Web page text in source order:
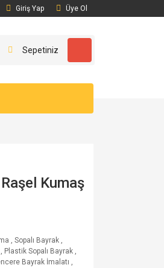
Giriş Yap Üye Ol
Sepetiniz
Kumaş
, Sopalı Bayrak ,
, Plastik Sopalı Bayrak ,
Bayrak İmalatı ,